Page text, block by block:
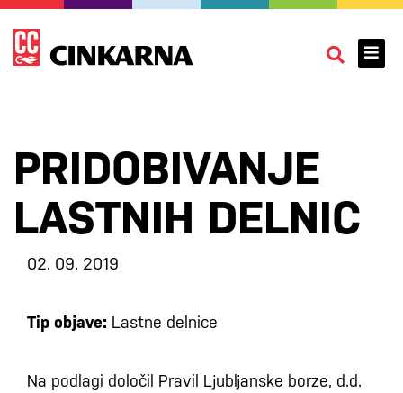
PRIDOBIVANJE
LASTNIH DELNIC
02. 09. 2019
Tip objave: Lastne delnice
Na podlagi določil Pravil Ljubljanske borze, d.d.